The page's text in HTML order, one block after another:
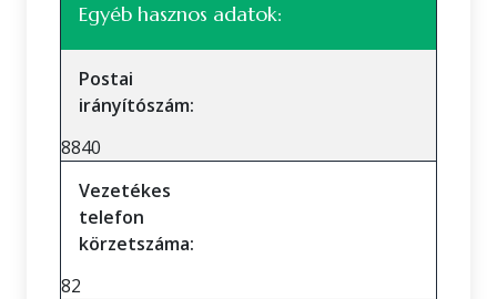
Egyéb hasznos adatok:
Postai
irányítószám:
8840
Vezetékes
telefon
körzetszáma:
82